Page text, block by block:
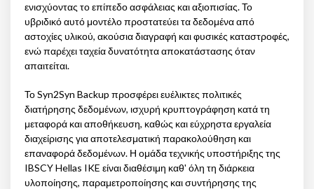
ενισχύοντας το επίπεδο ασφάλειας και αξιοπισίας. Το
υβριδικό αυτό μοντέλο προστατεύει τα δεδομένα από
αστοχίες υλικού, ακούσια διαγραφή και φυσικές καταστροφές,
ενώ παρέχει ταχεία δυνατότητα αποκατάστασης όταν
απαιτείται.
Το Syn2Syn Backup προσφέρει ευέλικτες πολιτικές
διατήρησης δεδομένων, ισχυρή κρυπτογράφηση κατά τη
μεταφορά και αποθήκευση, καθώς και εύχρηστα εργαλεία
διαχείρισης για αποτελεσματική παρακολούθηση και
επαναφορά δεδομένων. Η ομάδα τεχνικής υποστήριξης της
IBSCY Hellas IKE είναι διαθέσιμη καθ' όλη τη διάρκεια
υλοποίησης, παραμετροποίησης και συντήρησης της